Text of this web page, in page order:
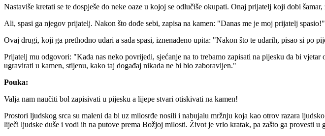
Nastaviše kretati se te dospješe do neke oaze u kojoj se odlučiše okupati. Onaj prijatelj koji dobi
Ali, spasi ga njegov prijatelj. Nakon što dođe sebi, zapisa na kamen: "Danas me je moj prijatelj spasio!"
Ovaj drugi, koji ga prethodno udari a sada spasi, iznenađeno upita: "Nakon što te udarih, pisao si po
Prijatelj mu odgovori: "Kada nas neko povrijedi, sjećanje na to trebamo zapisati na pijesku da bi
ugravirati u kamen, stijenu, kako taj događaj nikada ne bi bio zaboravljen."
Pouka:
Valja nam naučiti bol zapisivati u pijesku a lijepe stvari otiskivati na kamen!
Prostori ljudskog srca su maleni da bi uz milosrđe nosili i nabujalu mržnju koja kao otrov razara
liječi ljudske duše i vodi ih na putove prema Božjoj milosti. Život je vrlo kratak, pa zašto ga provesti u